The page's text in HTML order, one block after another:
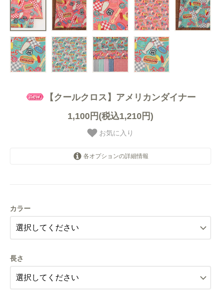
【クールクロス】アメリカンダイナー
1,100円(税込1,210円)
お気に入り
各オプションの詳細情報
カラー
長さ